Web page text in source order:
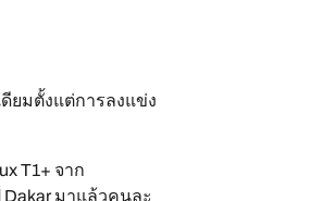
ยมตั้งแต่การลงแข่ง
T1+ จาก
มาแล้วคนละ